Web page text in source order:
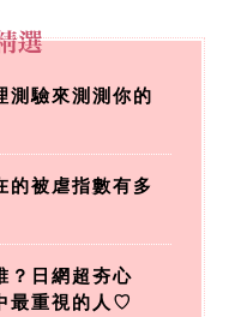
測驗來測測你的
的被虐指數有多
？日網超夯心
最重視的人♡